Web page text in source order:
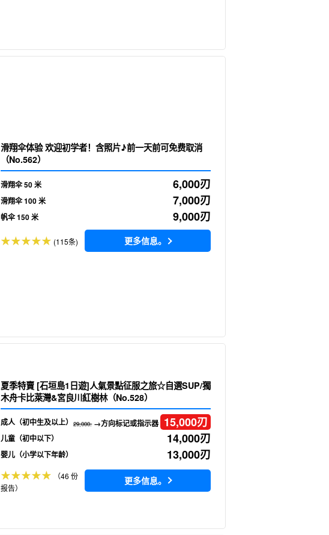
滑翔伞体验 欢迎初学者！含照片♪前一天前可免费取消
（No.562）
滑翔伞 50 米 6,000刃
滑翔伞 100 米 7,000刃
帆伞 150 米 9,000刃
(115条) 更多信息。
夏季特賣 [石垣島1日遊]人氣景點征服之旅☆自選SUP/獨
木舟卡比萊灣&宮良川紅樹林（No.528）
成人（初中生及以上） 29,000.→方向标记或指示器 15,000刃
儿童（初中以下） 14,000刃
婴儿（小学以下年龄） 13,000刃
（46 份
报告）
更多信息。